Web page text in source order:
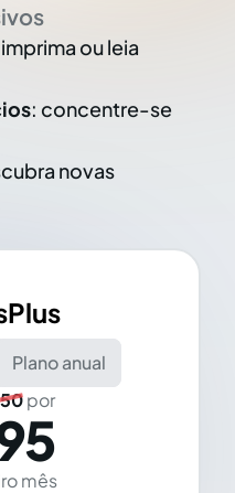
imprima ou leia
: concentre-se
novas
Plano anual
por
mês